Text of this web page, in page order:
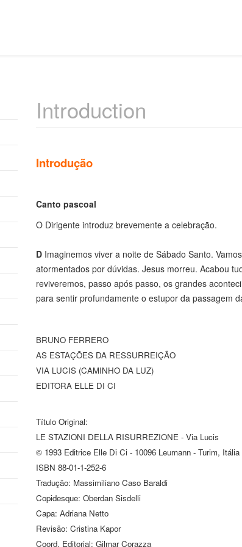
Introduction
Introdução
Canto pascoal
O Dirigente introduz brevemente a celebração.
DImaginemos viver a noite de Sábado Santo.
atormentados por dúvidas. Jesus morreu. Acabou
reviveremos, passo após passo, os grandes
para sentir profundamente o estupor da passagem
BRUNO FERRERO
AS ESTAÇÕES DA RESSURREIÇÃO
VIA LUCIS (CAMINHO DA LUZ)
EDITORA ELLE DI CI
Título Original:
LE STAZIONI DELLA RISURREZIONE - Via Lucis
© 1993 Editrice Elle Di Ci - 10096 Leumann - Turim, Itália
ISBN 88-01-1-252-6
Tradução: Massimiliano Caso Baraldi
Copidesque: Oberdan Sisdelli
Capa: Adriana Netto
Revisão: Cristina Kapor
Coord. Editorial: Gilmar Corazza